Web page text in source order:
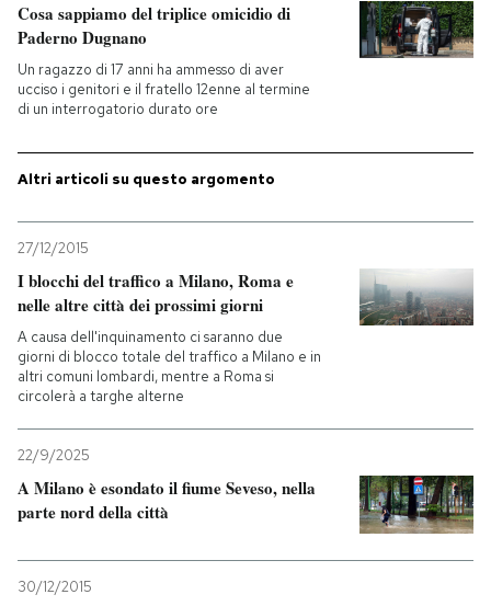
PODCAST
SHOP
CALENDARIO
AREA PERSONALE
Cosa sappiamo del triplice omicidio di
Paderno Dugnano
Un ragazzo di 17 anni ha ammesso di aver
ucciso i genitori e il fratello 12enne al termine
di un interrogatorio durato ore
Altri articoli su questo argomento
27/12/2015
I blocchi del traffico a Milano, Roma e
nelle altre città dei prossimi giorni
A causa dell'inquinamento ci saranno due
giorni di blocco totale del traffico a Milano e in
altri comuni lombardi, mentre a Roma si
circolerà a targhe alterne
22/9/2025
A Milano è esondato il fiume Seveso, nella
parte nord della città
30/12/2015